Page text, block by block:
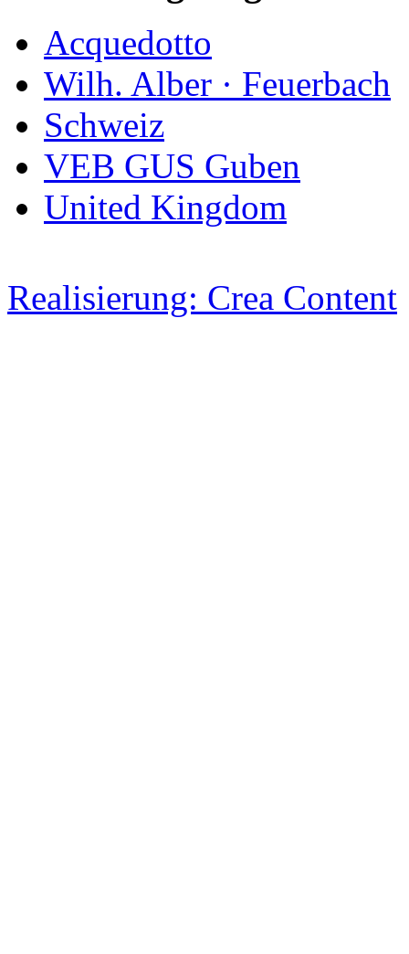
Acquedotto
Wilh. Alber · Feuerbach
Schweiz
VEB GUS Guben
United Kingdom
Realisierung: Crea Content